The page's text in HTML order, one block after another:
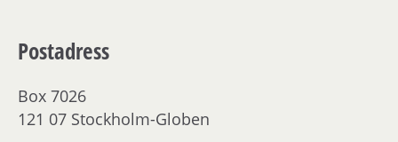
Postadress
Box 7026
121 07 Stockholm-Globen